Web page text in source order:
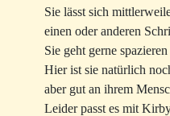
Sie lässt sich
einen oder anderen
Sie geht gerne
Hier ist sie natürlich
aber gut an ihrem
Leider passt es mit